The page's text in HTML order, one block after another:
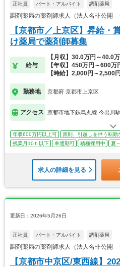
正社員 パート・アルバイト 調剤薬局
調剤薬局の薬剤師求人（法人名非公開
【京都市／上京区】昇給
け薬局で薬剤師募集
給与
【月収】30.0万円～40.0
【年収】450万円～600
【時給】2,000円～2,500円
勤務地 京都府 京都市上京区
アクセス 京都市地下鉄烏丸線 今出川駅
年収600万円以上可 原則、引越しを伴う転勤
残業月10ｈ以下
車通勤可 積極採用中 夏
求人の詳細を見る
更新日：2026年5月26日
正社員 パート・アルバイト 調剤薬局
調剤薬局の薬剤師求人（法人名非公開
【京都市中京区/東西線】